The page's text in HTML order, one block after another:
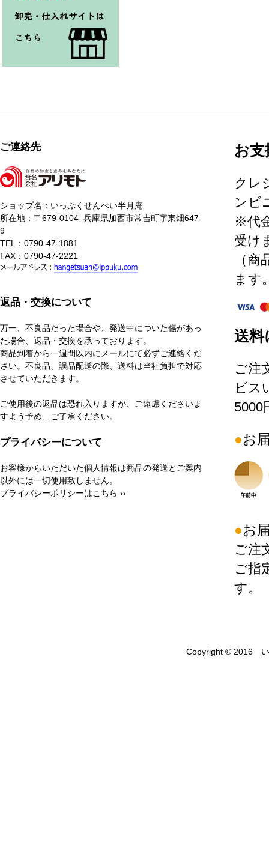
ご連絡先
ショップ名：いっぷくせんべい半月庵
所在地：〒679-0104 兵庫県加西市常吉町字東畑647-
9
TEL：0790-47-1881
FAX：0790-47-2221
返品・交換について
万一、不良品だった場合や、発送中についた傷があっ
た場合、返品・交換を承っております。
商品到着から一週間以内にメールにて必ずご連絡くだ
さい。不良品、誤品配送の際、送料は当社負担で対応
させていただきます。
ご使用後の返品は恐れ入りますが、ご遠慮くださいま
すよう予め、ご了承ください。
プライバシーについて
お客様からいただいた個人情報は商品の発送とご案内
以外には一切使用致しません。
プライバシーポリシーはこちら ››
お支
クレ
ンビ
※代
受け
（
ます
送料
ご注
ビス
5000
お
お
ご注
ご指
す。
Copyright © 2016